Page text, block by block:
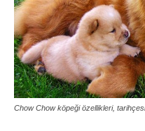
Chow Chow köpeği özellikleri,